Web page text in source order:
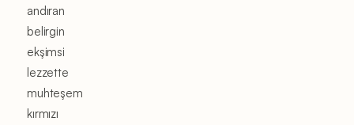
andıran
belirgin
ekşimsi
lezzette
muhteşem
kırmızı